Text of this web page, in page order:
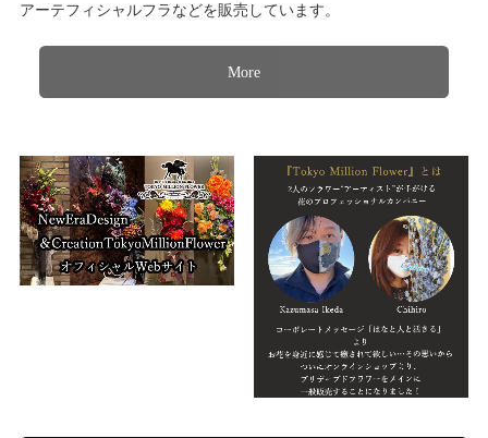
アーテフィシャルフラなどを販売しています。
More